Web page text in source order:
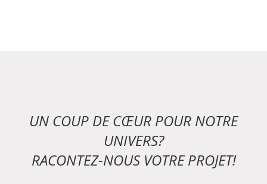
UN COUP DE CŒUR POUR NOTRE
UNIVERS?
RACONTEZ-NOUS VOTRE PROJET!